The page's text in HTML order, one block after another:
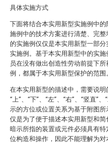
具体实施方式
下面将结合本实用新型实施例中
施例中的技术方案进行清楚、完
的实施例仅仅是本实用新型一部
实施例。基于本实用新型中的实
员在没有做出创造性劳动前提下
例，都属于本实用新型保护的范围
在本实用新型的描述中，需要说明
“上”、“下”、“左”、“右”、“竖直”
示的方位或位置关系为基于附图所
仅是为了便于描述本实用新型和
暗示所指的装置或元件必须具有
位构造和操作，因此不能理解为